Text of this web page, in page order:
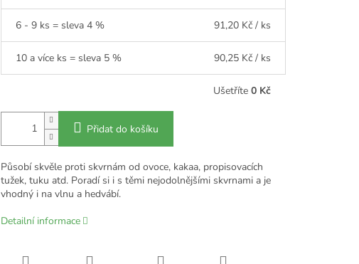
6 - 9 ks = sleva 4 % 91,20 Kč / ks
10 a více ks = sleva 5 % 90,25 Kč / ks
Ušetříte 0 Kč
Přidat do košíku
Působí skvěle proti skvrnám od ovoce, kakaa, propisovacích
tužek, tuku atd. Poradí si i s těmi nejodolnějšími skvrnami a je
vhodný i na vlnu a hedvábí.
Detailní informace